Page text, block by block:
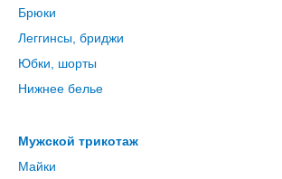
Брюки
Леггинсы, бриджи
Юбки, шорты
Нижнее белье
Мужской трикотаж
Майки